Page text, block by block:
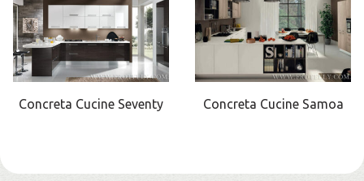
Concreta Cucine Seventy Concreta Cucine Samoa